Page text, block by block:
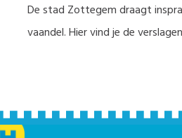
De stad Zottegem draagt
vaandel. Hier vind je de